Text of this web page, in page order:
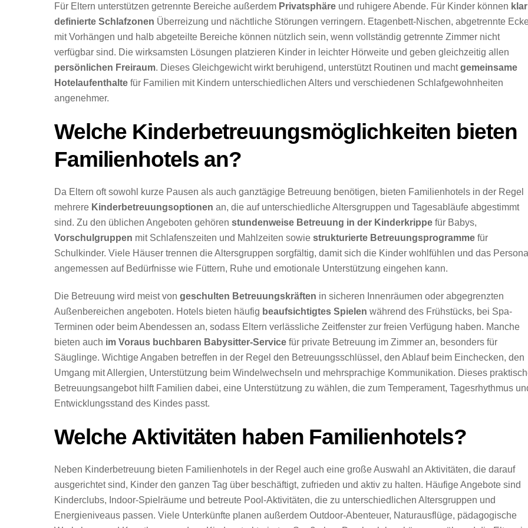
Für Eltern unterstützen getrennte Bereiche außerdem Privatsphäre und ruhigere Abende. Für Kinder können klar
definierte Schlafzonen Überreizung und nächtliche Störungen verringern. Etagenbett-Nischen, abgetrennte
mit Vorhängen und halb abgeteilte Bereiche können nützlich sein, wenn vollständig getrennte Zimmer nicht
verfügbar sind. Die wirksamsten Lösungen platzieren Kinder in leichter Hörweite und geben gleichzeitig allen
persönlichen Freiraum. Dieses Gleichgewicht wirkt beruhigend, unterstützt Routinen und machtgemeinsame
Hotelaufenthalte für Familien mit Kindern unterschiedlichen Alters und verschiedenen Schlafgewohnheiten
angenehmer.
Welche Kinderbetreuungsmöglichkeiten bieten
Familienhotels an?
Da Eltern oft sowohl kurze Pausen als auch ganztägige Betreuung benötigen, bieten Familienhotels in der Regel
mehrere Kinderbetreuungsoptionen an, die auf unterschiedliche Altersgruppen und Tagesabläufe abgestimmt
sind. Zu den üblichen Angeboten gehören stundenweise Betreuung in der Kinderkrippe für Babys,
Vorschulgruppen mit Schlafenszeiten und Mahlzeiten sowie strukturierte Betreuungsprogramme für
Schulkinder. Viele Häuser trennen die Altersgruppen sorgfältig, damit sich die Kinder wohlfühlen und das
angemessen auf Bedürfnisse wie Füttern, Ruhe und emotionale Unterstützung eingehen kann.
Die Betreuung wird meist von geschulten Betreuungskräften in sicheren Innenräumen oder abgegrenzten
Außenbereichen angeboten. Hotels bieten häufig beaufsichtigtes Spielen während des Frühstücks, bei Spa-
Terminen oder beim Abendessen an, sodass Eltern verlässliche Zeitfenster zur freien Verfügung haben. Manche
bieten auch im Voraus buchbaren Babysitter-Service für private Betreuung im Zimmer an, besonders für
Säuglinge. Wichtige Angaben betreffen in der Regel den Betreuungsschlüssel, den Ablauf beim Einchecken, den
Umgang mit Allergien, Unterstützung beim Windelwechseln und mehrsprachige Kommunikation. Dieses
Betreuungsangebot hilft Familien dabei, eine Unterstützung zu wählen, die zum Temperament, Tagesrhythmus
Entwicklungsstand des Kindes passt.
Welche Aktivitäten haben Familienhotels?
Neben Kinderbetreuung bieten Familienhotels in der Regel auch eine große Auswahl an Aktivitäten, die darauf
ausgerichtet sind, Kinder den ganzen Tag über beschäftigt, zufrieden und aktiv zu halten. Häufige Angebote sind
Kinderclubs, Indoor-Spielräume und betreute Pool-Aktivitäten, die zu unterschiedlichen Altersgruppen und
Energieniveaus passen. Viele Unterkünfte planen außerdem Outdoor-Abenteuer, Naturausflüge, pädagogische